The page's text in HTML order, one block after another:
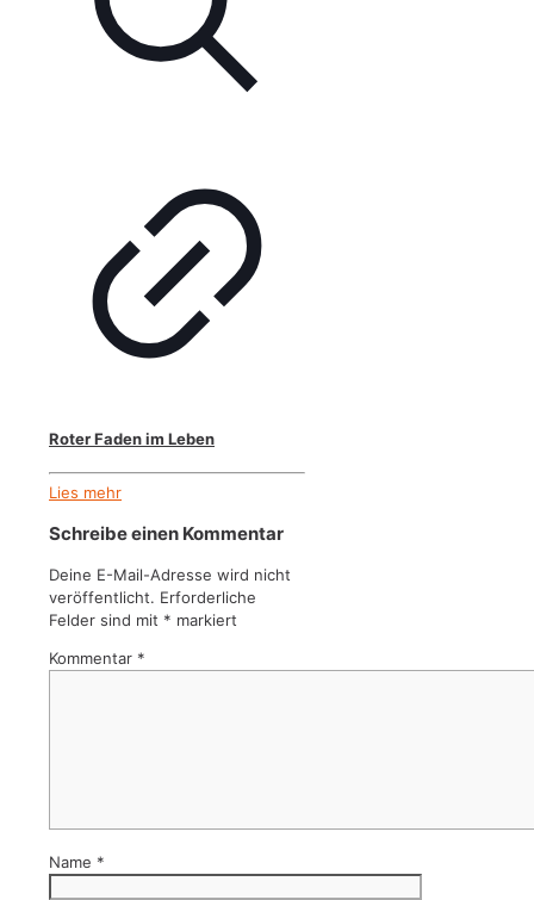
Roter Faden im Leben
Lies mehr
Schreibe einen Kommentar
Deine E-Mail-Adresse wird nicht
veröffentlicht. Erforderliche
Felder sind mit * markiert
Kommentar *
Name *